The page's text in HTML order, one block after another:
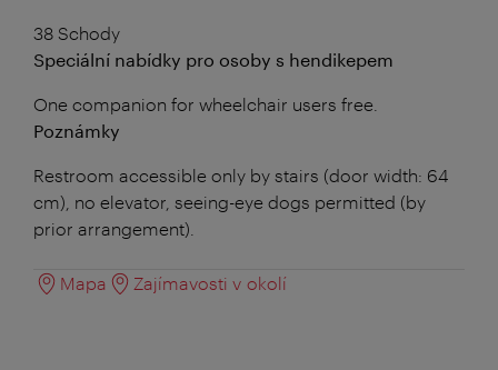
38 Schody
Speciální nabídky pro osoby s hendikepem
One companion for wheelchair users free.
Poznámky
Restroom accessible only by stairs (door width: 64
cm), no elevator, seeing-eye dogs permitted (by
prior arrangement).
Mapa Zajímavosti v okolí